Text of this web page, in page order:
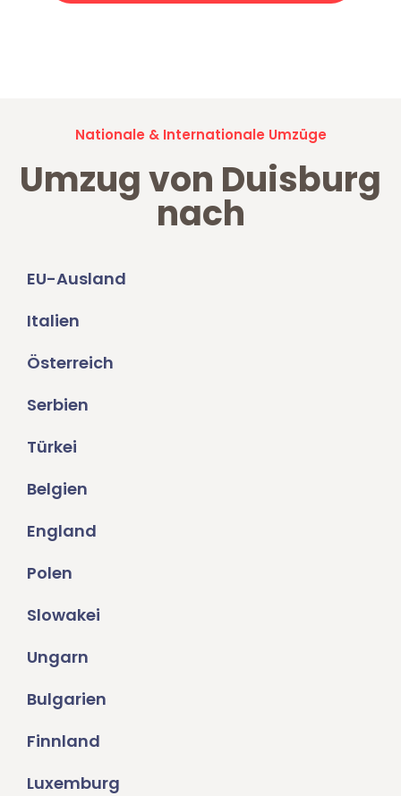
Nationale & Internationale Umzüge
Umzug von Duisburg
nach
EU-Ausland
Italien
Österreich
Serbien
Türkei
Belgien
England
Polen
Slowakei
Ungarn
Bulgarien
Finnland
Luxemburg